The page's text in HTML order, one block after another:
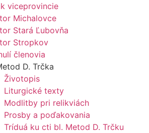
viceprovincie
Michalovce
Stará Ľubovňa
Stropkov
členovia
D. Trčka
Životopis
Liturgické texty
Modlitby pri relikviách
Prosby a poďakovania
Tríduá ku cti bl. Metod D. Trčku